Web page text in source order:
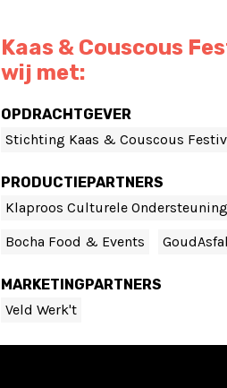
Kaas & Couscous
wij met:
OPDRACHTGEVER
Stichting Kaas & Couscous
PRODUCTIEPARTNERS
Klaproos Culturele Ondersteuning
Bocha Food & Events
MARKETINGPARTNERS
Veld Werk't